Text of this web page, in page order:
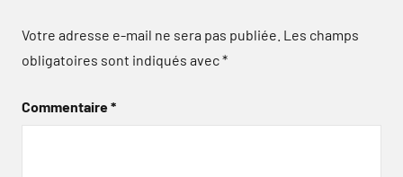
Votre adresse e-mail ne sera pas publiée. Les champs
obligatoires sont indiqués avec*
Commentaire*